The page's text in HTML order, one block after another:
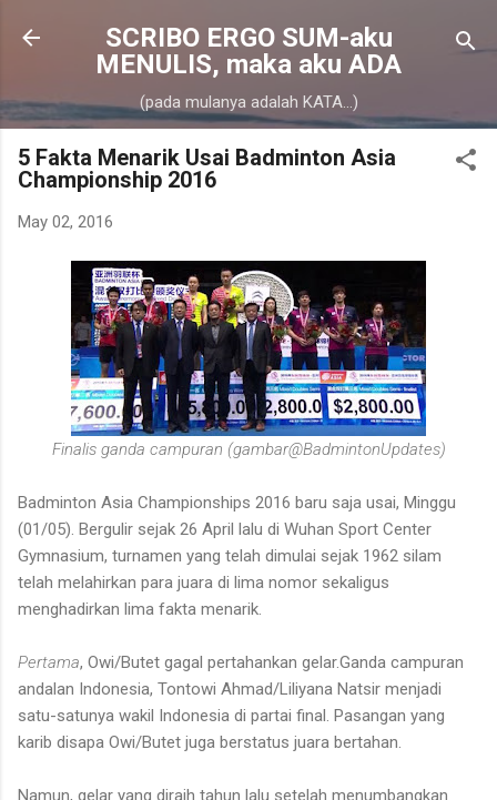
Skip to main content
SCRIBO ERGO SUM-aku
MENULIS, maka aku ADA
(pada mulanya adalah KATA...)
5 Fakta Menarik Usai Badminton Asia
Championship 2016
May 02, 2016
Finalis ganda campuran (gambar@BadmintonUpdates)
Badminton Asia Championships 2016 baru saja usai, Minggu
(01/05). Bergulir sejak 26 April lalu di Wuhan Sport Center
Gymnasium, turnamen yang telah dimulai sejak 1962 silam
telah melahirkan para juara di lima nomor sekaligus
menghadirkan lima fakta menarik.
Pertama, Owi/Butet gagal pertahankan gelar.Ganda campuran
andalan Indonesia, Tontowi Ahmad/Liliyana Natsir menjadi
satu-satunya wakil Indonesia di partai final. Pasangan yang
karib disapa Owi/Butet juga berstatus juara bertahan.
Namun, gelar yang diraih tahun lalu setelah menumbangkan